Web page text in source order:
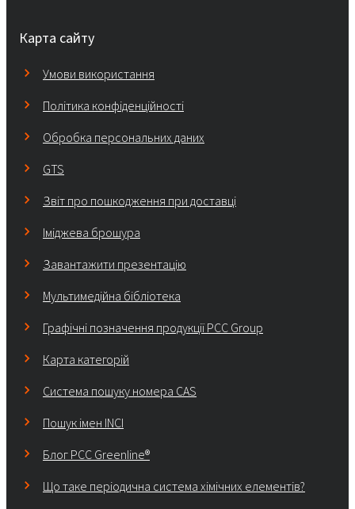
Карта сайту
Умови використання
Політика конфіденційності
Обробка персональних даних
GTS
Звіт про пошкодження при доставці
Іміджева брошура
Завантажити презентацію
Мультимедійна бібліотека
Графічні позначення продукції PCC Group
Карта категорій
Система пошуку номера CAS
Пошук імен INCI
Блог PCC Greenline®
Що таке періодична система хімічних елементів?